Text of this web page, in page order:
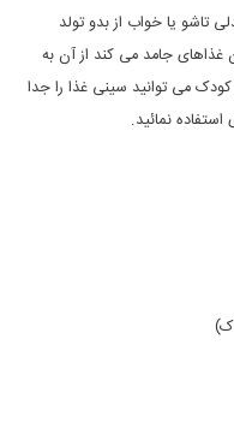
تاشو یا خواب از بدو تولد
غذاهای جامد می کند از آن به
می توانید سینی غذا را جدا
نمائید.